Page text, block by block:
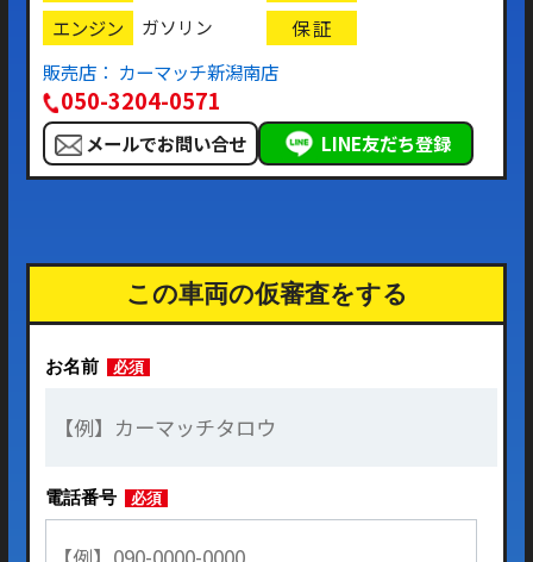
エンジン ガソリン
保 証
販売店： カーマッチ新潟南店
050-3204-0571
メールでお問い合せ LINE友だち登録
この車両の仮審査をする
お名前 必須
電話番号 必須